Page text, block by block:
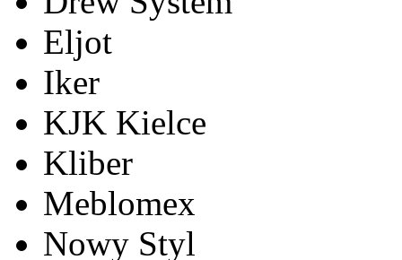
Eljot
Iker
KJK Kielce
Kliber
Meblomex
Nowy Styl